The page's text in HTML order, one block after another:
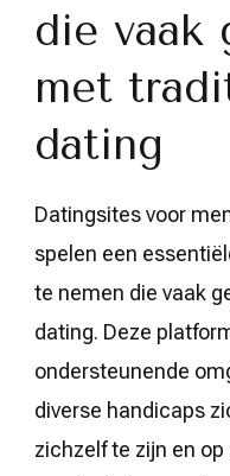
die vaak
met
dating
Datingsites voor
spelen een
te nemen die vaak
dating. Deze
ondersteunende
diverse handicaps
zichzelf te zijn en